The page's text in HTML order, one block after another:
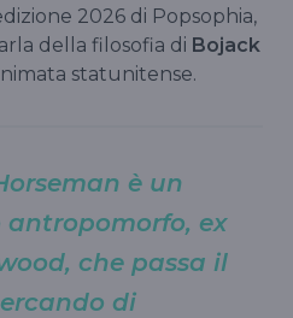
2026 di Popsophia,
della filosofia di Bojack
statunitense.
è un
antropomorfo, ex
che passa il
di